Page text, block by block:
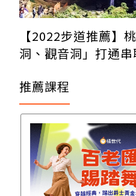
【2022步道推薦】
洞、觀音洞」打通
推薦課程